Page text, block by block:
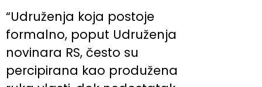
“Udruženja koja postoje
formalno, poput Udruženja
novinara RS, često su
percipirana kao produžena